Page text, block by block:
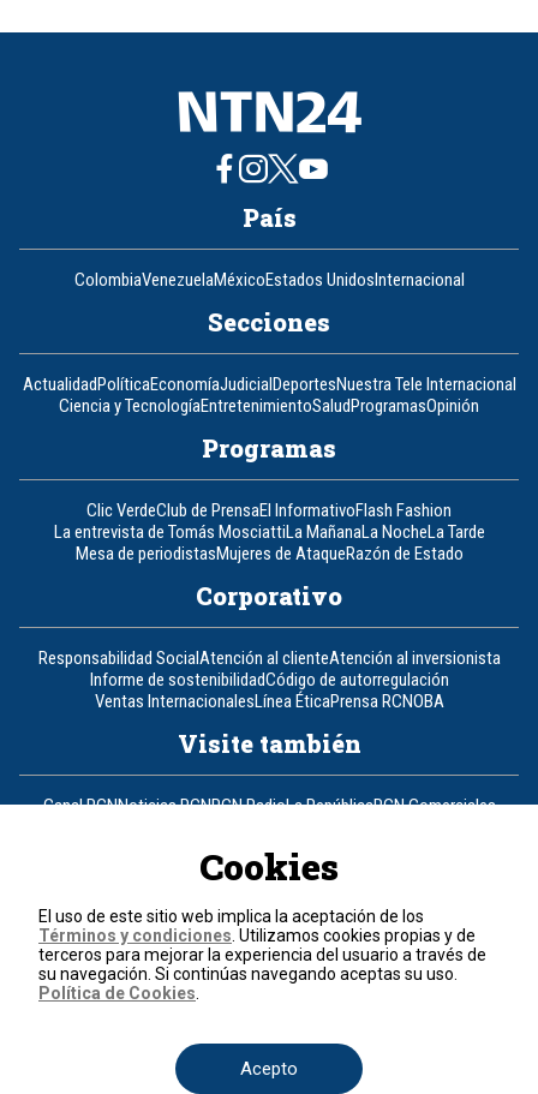
8
País
ColombiaVenezuelaMéxicoEstados UnidosInternacional
Secciones
ActualidadPolíticaEconomíaJudicialDeportesNuestra Tele Internacional
Ciencia y TecnologíaEntretenimientoSaludProgramasOpinión
Programas
Clic VerdeClub de PrensaEl InformativoFlash Fashion
La entrevista de Tomás MosciattiLa MañanaLa NocheLa Tarde
Mesa de periodistasMujeres de AtaqueRazón de Estado
Corporativo
Responsabilidad SocialAtención al clienteAtención al inversionista
Informe de sostenibilidadCódigo de autorregulación
Ventas InternacionalesLínea ÉticaPrensa RCNOBA
Visite también
Canal RCNNoticias RCNRCN RadioLa RepúblicaRCN Comerciales
Un producto de RCN Televisión
Contáctenos
Teléfono+57 (601) 426 92 92
Términos y condiciones
Cookies
El uso de este sitio web implica la aceptación de los
Términos y condiciones . Utilizamos cookies propias y de
terceros para mejorar la experiencia del usuario a través de
su navegación. Si continúas navegando aceptas su uso.
Política de Cookies
Acepto